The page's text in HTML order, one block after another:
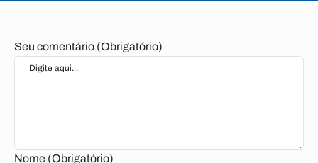
Seu comentário (Obrigatório)
Nome (Obrigatório)